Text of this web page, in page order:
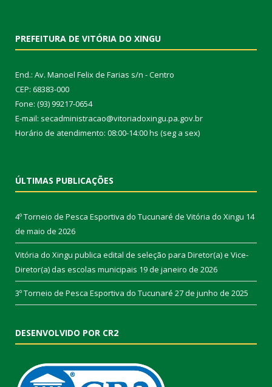
PREFEITURA DE VITÓRIA DO XINGU
End.: Av. Manoel Felix de Farias s/n - Centro
CEP: 68383-000
Fone: (93) 99217-0654
E-mail: secadministracao@vitoriadoxingu.pa.gov.br
Horário de atendimento: 08:00-14:00 hs (seg a sex)
ÚLTIMAS PUBLICAÇÕES
4º Torneio de Pesca Esportiva do Tucunaré de Vitória do Xingu 14
de maio de 2026
Vitória do Xingu publica edital de seleção para Diretor(a) e Vice-
Diretor(a) das escolas municipais 19 de janeiro de 2026
3º Torneio de Pesca Esportiva do Tucunaré 27 de junho de 2025
DESENVOLVIDO POR CR2